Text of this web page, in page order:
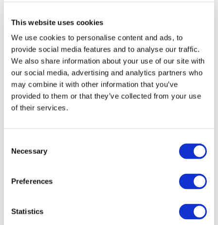
This website uses cookies
We use cookies to personalise content and ads, to
provide social media features and to analyse our traffic.
We also share information about your use of our site with
our social media, advertising and analytics partners who
may combine it with other information that you’ve
provided to them or that they’ve collected from your use
of their services.
Selection
Necessary
Preferences
Statistics